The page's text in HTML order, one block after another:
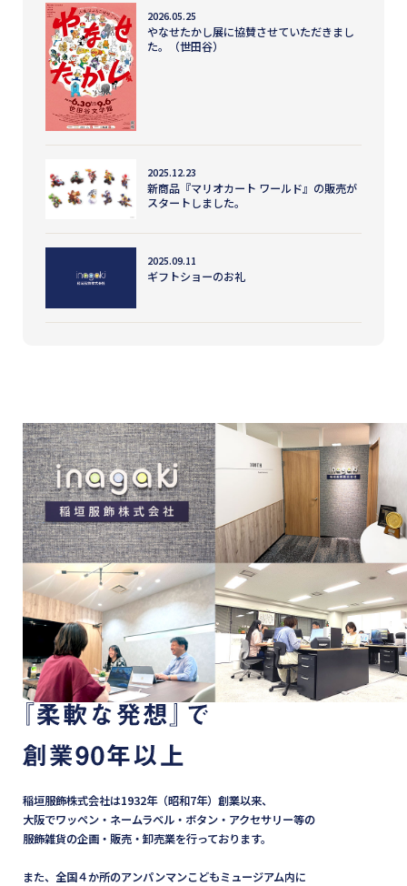
2026.05.25
やなせたかし展に協賛させていただきまし
た。（世田谷）
2025.12.23
新商品『マリオカート ワールド』の販売が
スタートしました。
2025.09.11
ギフトショーのお礼
稲垣服飾株式会社は1932年（昭和7年）創業以来、
大阪でワッペン・ネームラベル・ボタン・アクセサリー等の
服飾雑貨の企画・販売・卸売業を行っております。
また、全国４か所のアンパンマンこどもミュージアム内に